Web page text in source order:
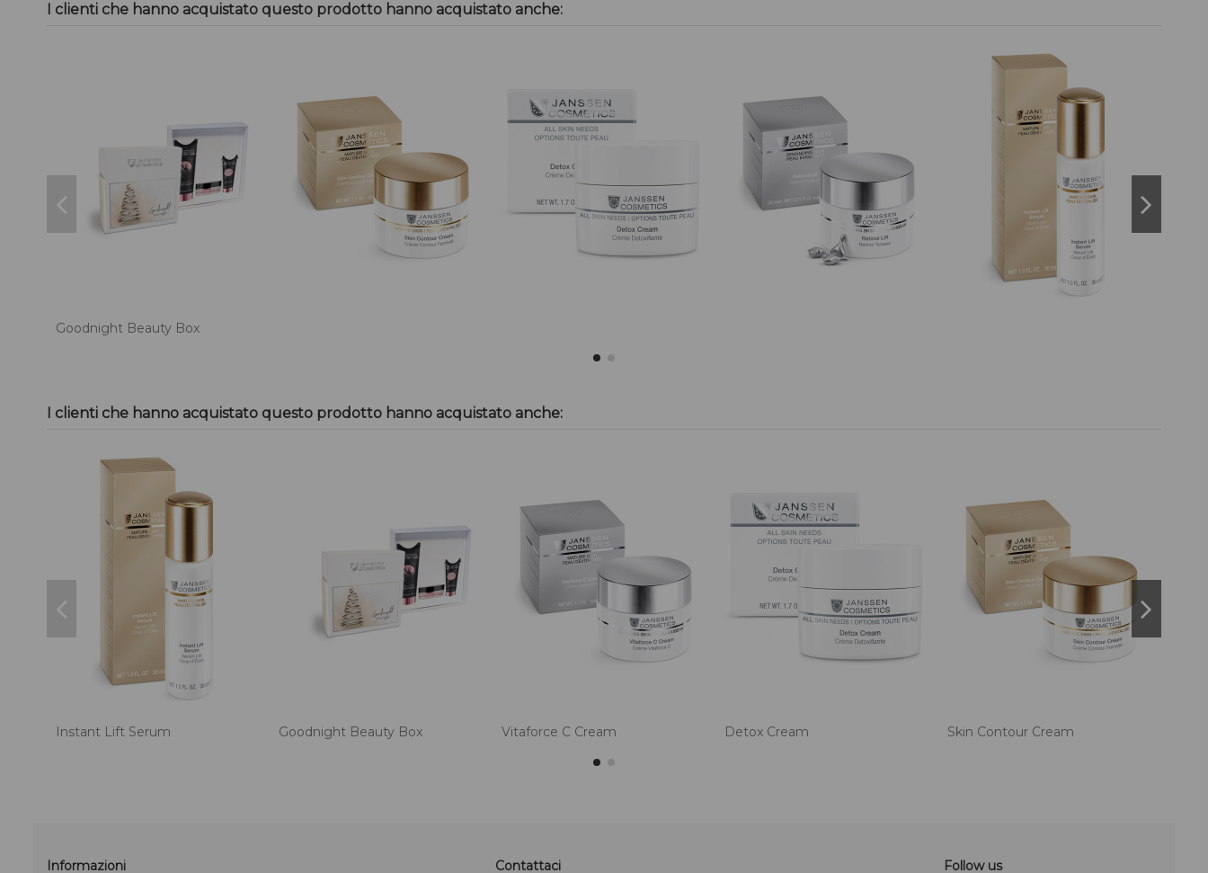
I clienti che hanno acquistato questo prodotto hanno acquistato anche:
Goodnight Beauty Box
I clienti che hanno acquistato questo prodotto hanno acquistato anche:
Instant Lift Serum Goodnight Beauty Box Vitaforce C Cream Detox Cream Skin Contour Cream
Informazioni Contattaci Follow us